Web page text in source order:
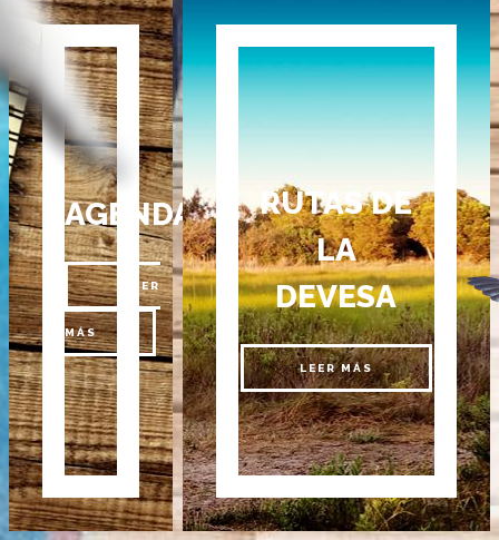
AGENDA
LEER
MÁS
RUTAS DE
LA
DEVESA
LEER MÁS